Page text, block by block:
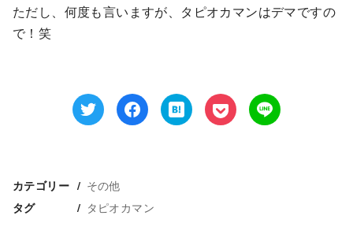
ただし、何度も言いますが、タピオカマンはデマですの
で！笑
カテゴリー その他
タグ タピオカマン